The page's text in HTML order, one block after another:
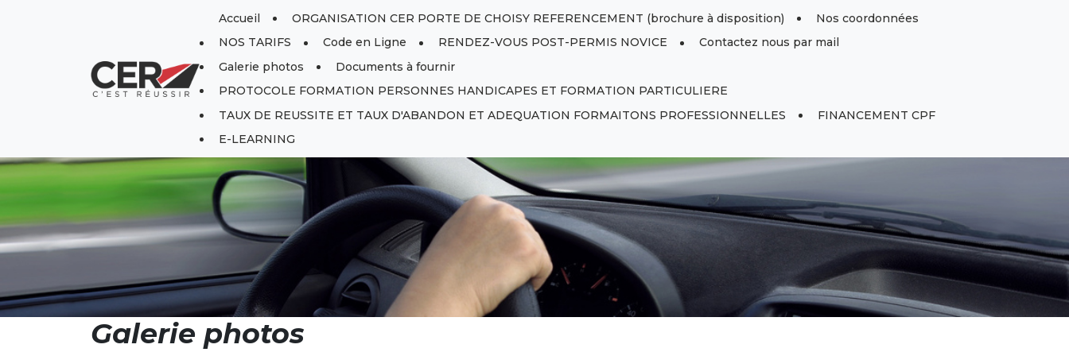
Accueil ORGANISATION CER PORTE DE CHOISY REFERENCEMENT (brochure à disposition)
Nos coordonnées
NOS TARIFS
Code en Ligne RENDEZ-VOUS POST-PERMIS NOVICE
Contactez nous par mail
Galerie photos
Documents à fournir
PROTOCOLE FORMATION PERSONNES HANDICAPES ET FORMATION PARTICULIERE
TAUX DE REUSSITE ET TAUX D'ABANDON ET ADEQUATION FORMAITONS PROFESSIONNELLES
FINANCEMENT CPF
E-LEARNING
Galerie photos